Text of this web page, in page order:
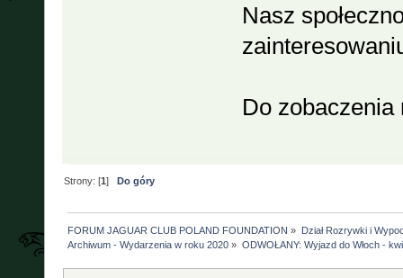
Nasz
Do zobaczenia
Strony: [1] Do góry
FORUM JAGUAR CLUB POLAND FOUNDATION »
Dział Rozrywki i
Archiwum - Wydarzenia w roku 2020 » ODWOŁANY: Wyjazd do Włoch -